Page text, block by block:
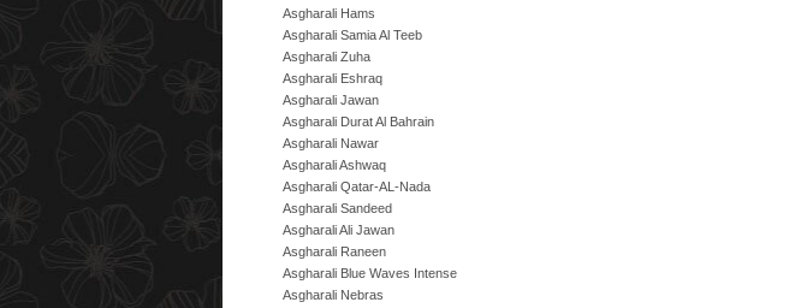
Asgharali Hams
Asgharali Samia Al Teeb
Asgharali Zuha
Asgharali Eshraq
Asgharali Jawan
Asgharali Durat Al Bahrain
Asgharali Nawar
Asgharali Ashwaq
Asgharali Qatar-AL-Nada
Asgharali Sandeed
Asgharali Ali Jawan
Asgharali Raneen
Asgharali Blue Waves Intense
Asgharali Nebras